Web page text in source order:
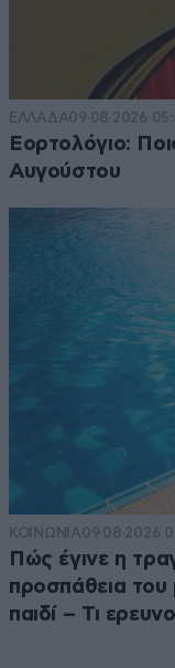
ΕΛΛΑΔΑ09·08·2026
Εορτολόγιο:
Αυγούστου
ΚΟΙΝΩΝΙΑ09·08·2026
Πώς έγινε η
προσπάθεια
παιδί – Τι